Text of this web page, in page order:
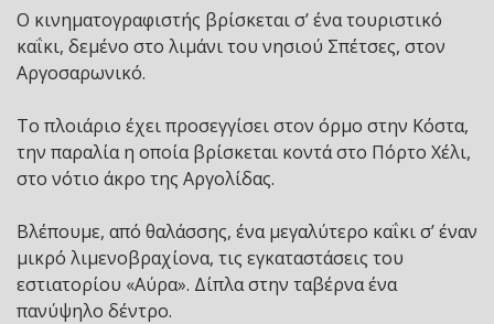
Ο κινηματογραφιστής βρίσκεται σ’ ένα τουριστικό
καΐκι, δεμένο στο λιμάνι του νησιού Σπέτσες, στον
Αργοσαρωνικό.
Το πλοιάριο έχει προσεγγίσει στον όρμο στην Κόστα,
την παραλία η οποία βρίσκεται κοντά στο Πόρτο Χέλι,
στο νότιο άκρο της Αργολίδας.
Βλέπουμε, από θαλάσσης, ένα μεγαλύτερο καΐκι σ’ έναν
μικρό λιμενοβραχίονα, τις εγκαταστάσεις του
εστιατορίου «Αύρα». Δίπλα στην ταβέρνα ένα
πανύψηλο δέντρο.